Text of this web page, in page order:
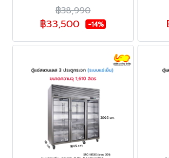
฿38,990
฿33,500 -14%